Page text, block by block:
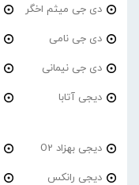
دی جی میثم اخگر
دی جی نامی
دی جی نیمانی
دیجی آتابا
دیجی بهزاد O2
دیجی رانکس